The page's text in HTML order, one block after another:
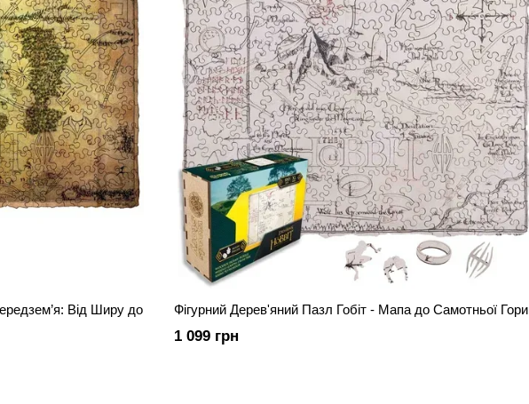
Від Ширу до
Фігурний Дерев'яний Пазл Гобіт - Мапа до Самотньої Гори
1 099 грн